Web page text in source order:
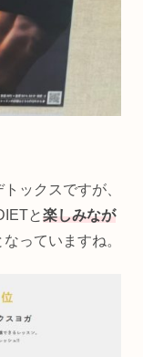
ックスですが、
と楽しみなが
なっていますね。